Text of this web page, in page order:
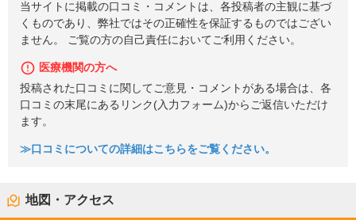
当サイトに掲載の口コミ・コメントは、各投稿者の主観に基づ
くものであり、弊社ではその正確性を保証するものではござい
ません。 ご覧の方の自己責任においてご利用ください。
医療機関の方へ
投稿された口コミに関してご意見・コメントがある場合は、各
口コミの末尾にあるリンク(入力フォーム)からご返信いただけ
ます。
≫口コミについての詳細はこちらをご覧ください。
地図・アクセス